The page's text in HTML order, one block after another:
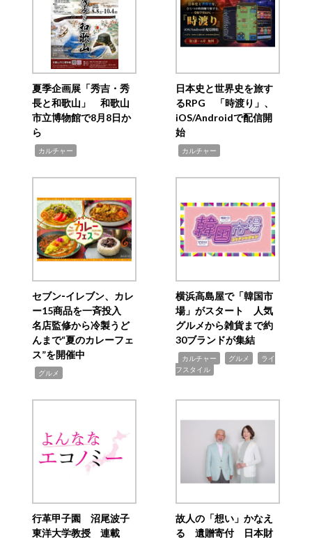
夏季企画展「秀吉・秀
長と和歌山」 和歌山
市立博物館で8月8日か
ら
カルチャー
日本史と世界史を旅す
るRPG 「時渡り」、
iOS/Androidで配信開
始
カルチャー
セブン‐イレブン、カレ
ー15商品を一斉投入
名店監修から冷製うど
んまで“夏のカレーフェ
ス”を開催中
グルメ
横浜高島屋で「韓国市
場」がスタート 人気
グルメから雑貨まで約
30ブランドが集結
カルチャー グルメ
ライ
フスタイル
行革甲子園 沼尾波子
東洋大学教授 連載
故人の「想い」かなえ
る 遺贈寄付 日本財